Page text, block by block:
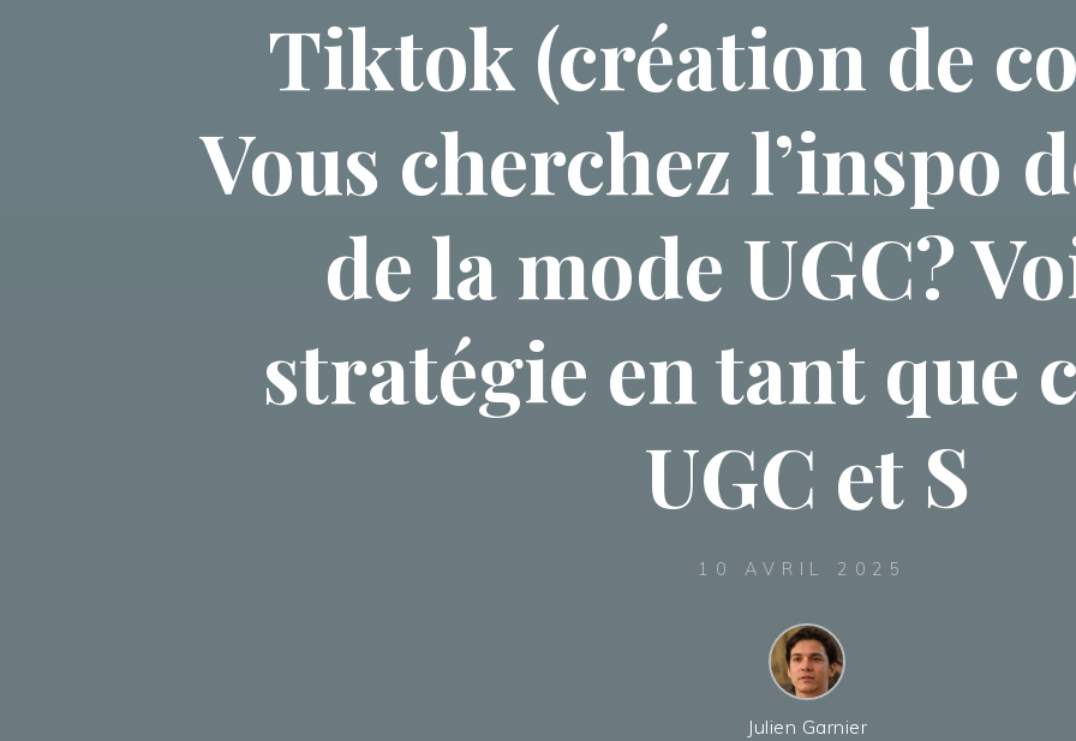
Tiktok (création de
Vous cherchez l’inspo
de la mode UGC?
stratégie en tant que
UGC et S
10 AVRIL 2025
Julien Garnier